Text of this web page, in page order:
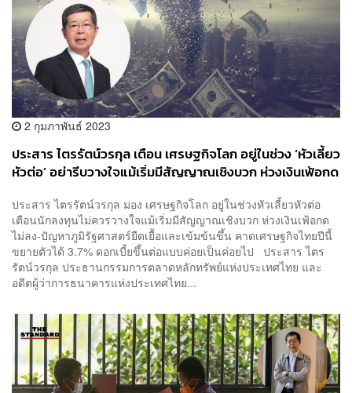
2 กุมภาพันธ์ 2023
ประสาร ไตรรัตน์วรกุล เตือน เศรษฐกิจโลก อยู่ในช่วง ‘หัวเลี้ยว
หัวต่อ’ อย่ารีบวางใจแม้เริ่มมีสัญญาณเชิงบวก ห่วงเงินเฟ้อกด
ประสาร ไตรรัตน์วรกุล มอง เศรษฐกิจโลก อยู่ในช่วงหัวเลี้ยวหัวต่อ
เตือนนักลงทุนไม่ควรวางใจแม้เริ่มมีสัญญาณเชิงบวก ห่วงเงินเฟ้อกด
ไม่ลง-ปัญหาภูมิรัฐศาสตร์ยืดเยื้อและเข้มข้นขึ้น คาดเศรษฐกิจไทยปีนี้
ขยายตัวได้ 3.7% ดอกเบี้ยขึ้นต่อแบบค่อยเป็นค่อยไป ประสาร ไตร
รัตน์วรกุล ประธานกรรมการตลาดหลักทรัพย์แห่งประเทศไทย และ
อดีตผู้ว่าการธนาคารแห่งประเทศไทย...